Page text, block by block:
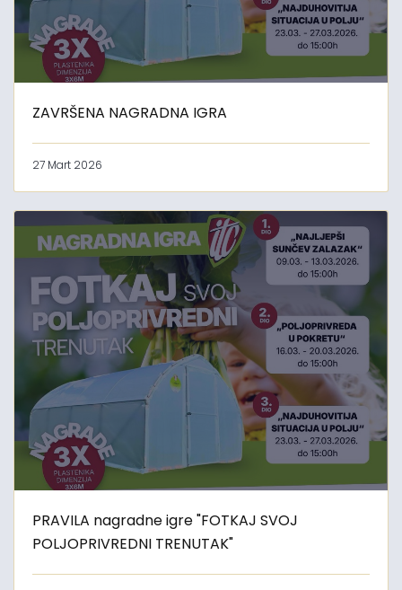
ZAVRŠENA NAGRADNA IGRA
27 Mart 2026
PRAVILA nagradne igre "FOTKAJ SVOJ
POLJOPRIVREDNI TRENUTAK"